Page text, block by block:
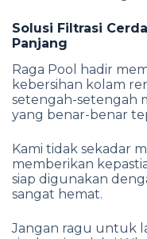
Solusi Filtrasi
Panjang
Raga Pool hadir
kebersihan kolam
setengah-setengah
yang benar-benar
Kami tidak sekadar
memberikan
siap digunakan
sangat hemat.
Jangan ragu untuk